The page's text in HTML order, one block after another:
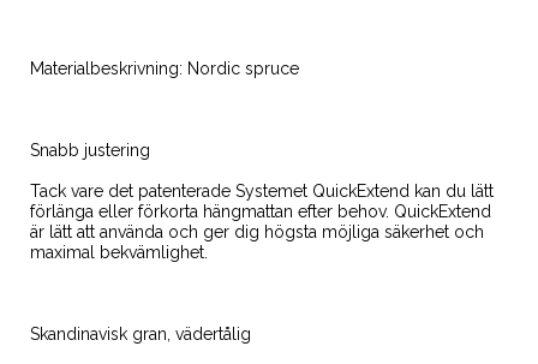
Materialbeskrivning: Nordic spruce
Snabb justering
Tack vare det patenterade Systemet QuickExtend kan du lätt
förlänga eller förkorta hängmattan efter behov. QuickExtend
är lätt att använda och ger dig högsta möjliga säkerhet och
maximal bekvämlighet.
Skandinavisk gran, vädertålig